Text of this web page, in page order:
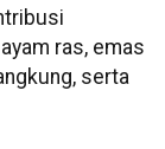
ras, emas
serta